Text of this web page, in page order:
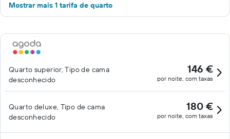
Mostrar mais 1 tarifa de quarto
Quarto superior, Tipo de cama
desconhecido
146 €
por noite, com taxas
Quarto deluxe, Tipo de cama
desconhecido
180 €
por noite, com taxas